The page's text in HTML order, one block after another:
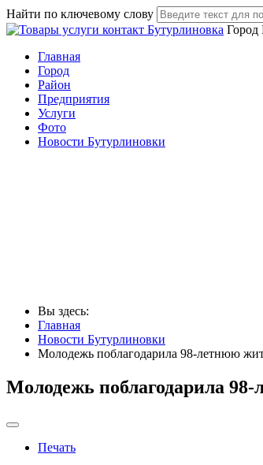
Найти по ключевому слову
Город
Главная
Город
Район
Предприятия
Услуги
Фото
Новости Бутурлиновки
Вы здесь:
Главная
Новости Бутурлиновки
Молодежь поблагодарила 98-летнюю
Молодежь поблагодарила
Печать